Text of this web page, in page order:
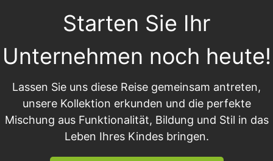
Starten Sie Ihr
Unternehmen noch heute!
Lassen Sie uns diese Reise gemeinsam antreten,
unsere Kollektion erkunden und die perfekte
Mischung aus Funktionalität, Bildung und Stil in das
Leben Ihres Kindes bringen.